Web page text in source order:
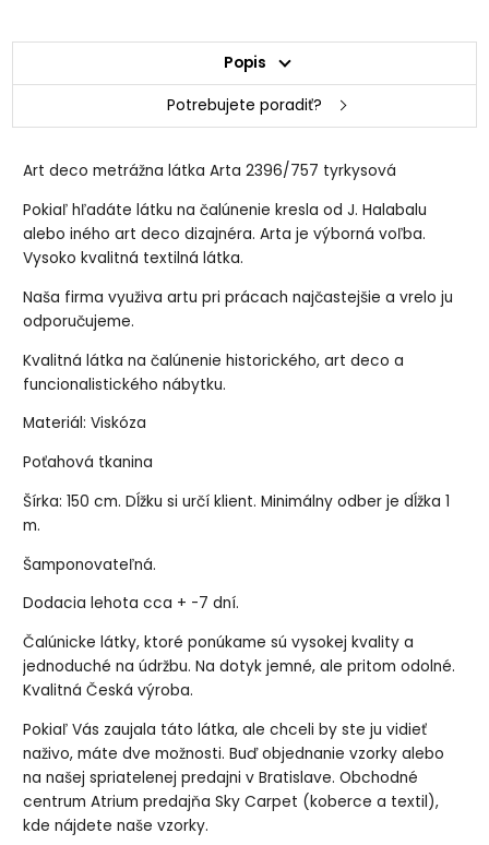
Popis
Potrebujete poradiť?
Art deco metrážna látka Arta 2396/757 tyrkysová
Pokiaľ hľadáte látku na čalúnenie kresla od J. Halabalu
alebo iného art deco dizajnéra. Arta je výborná voľba.
Vysoko kvalitná textilná látka.
Naša firma využiva artu pri prácach najčastejšie a vrelo ju
odporučujeme.
Kvalitná látka na čalúnenie historického, art deco a
funcionalistického nábytku.
Materiál: Viskóza
Poťahová tkanina
Šírka: 150 cm. Dĺžku si určí klient. Minimálny odber je dĺžka 1
m.
Šamponovateľná.
Dodacia lehota cca + -7 dní.
Čalúnicke látky, ktoré ponúkame sú vysokej kvality a
jednoduché na údržbu. Na dotyk jemné, ale pritom odolné.
Kvalitná Česká výroba.
Pokiaľ Vás zaujala táto látka, ale chceli by ste ju vidieť
naživo, máte dve možnosti. Buď objednanie vzorky alebo
na našej spriatelenej predajni v Bratislave. Obchodné
centrum Atrium predajňa Sky Carpet (koberce a textil),
kde nájdete naše vzorky.